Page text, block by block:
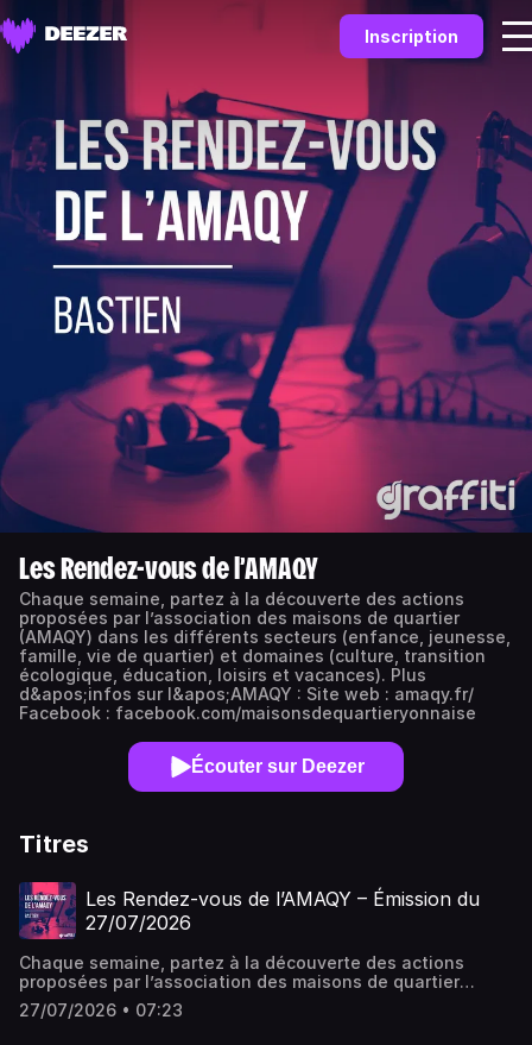
Inscription
Les Rendez-vous de l’AMAQY
Chaque semaine, partez à la découverte des actions
proposées par l’association des maisons de quartier
(AMAQY) dans les différents secteurs (enfance, jeunesse,
famille, vie de quartier) et domaines (culture, transition
écologique, éducation, loisirs et vacances). Plus
d&apos;infos sur l&apos;AMAQY : Site web : amaqy.fr/
Facebook : facebook.com/maisonsdequartieryonnaise
Écouter sur Deezer
Titres
Les Rendez-vous de l’AMAQY – Émission du
27/07/2026
Chaque semaine, partez à la découverte des actions
proposées par l’association des maisons de quartier
(AMAQY) dans les différents secteurs (enfance, jeunesse,
famille, vie de quartier) et domaines (culture, transition
27/07/2026 • 07:23